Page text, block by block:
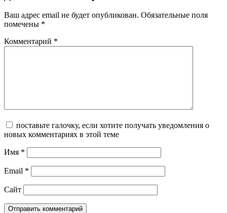
Ваш адрес email не будет опубликован. Обязательные поля
помечены *
Комментарий *
поставьте галочку, если хотите получать уведомления о
новых комментариях в этой теме
Имя *
Email *
Сайт